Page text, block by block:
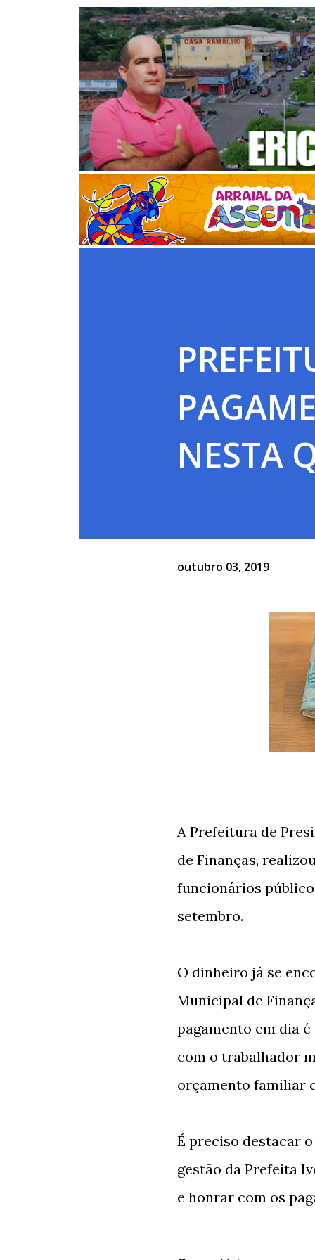
NESTA
outubro 03, 2019
A Prefeitura de
de Finanças,
funcionários
setembro.
O dinheiro já se
Municipal de
pagamento em dia
com o trabalhador
orçamento familiar
É preciso destacar
gestão da Prefeita
e honrar com os